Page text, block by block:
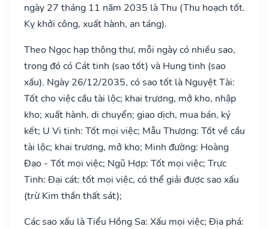
ngày 27 tháng 11 năm 2035 là Thu (Thu hoạch tốt.
Kỵ khởi công, xuất hành, an táng).
Theo Ngọc hạp thông thư, mỗi ngày có nhiều sao,
trong đó có Cát tinh (sao tốt) và Hung tinh (sao
xấu). Ngày 26/12/2035, có sao tốt là Nguyệt Tài:
Tốt cho việc cầu tài lộc; khai trương, mở kho, nhập
kho; xuất hành, di chuyển; giao dịch, mua bán, ký
kết; U Vi tinh: Tốt mọi việc; Mẫu Thương: Tốt về cầu
tài lộc; khai trương, mở kho; Minh đường: Hoàng
Đạo - Tốt mọi việc; Ngũ Hợp: Tốt mọi việc; Trực
Tinh: Đại cát: tốt mọi việc, có thể giải được sao xấu
(trừ Kim thần thất sát);
Các sao xấu là Tiểu Hồng Sa: Xấu mọi việc; Địa phá: